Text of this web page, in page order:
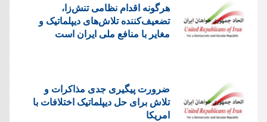
هرگونه اقدام نظامی تنش‌زا،
تضعیف‌کننده تلاش‌های دیپلماتیک و
مغایر با منافع ملی ایران است
ضرورت پیگیری جدی مذاکرات و
تلاش برای حل دیپلماتیک اختلافات با
امریکا